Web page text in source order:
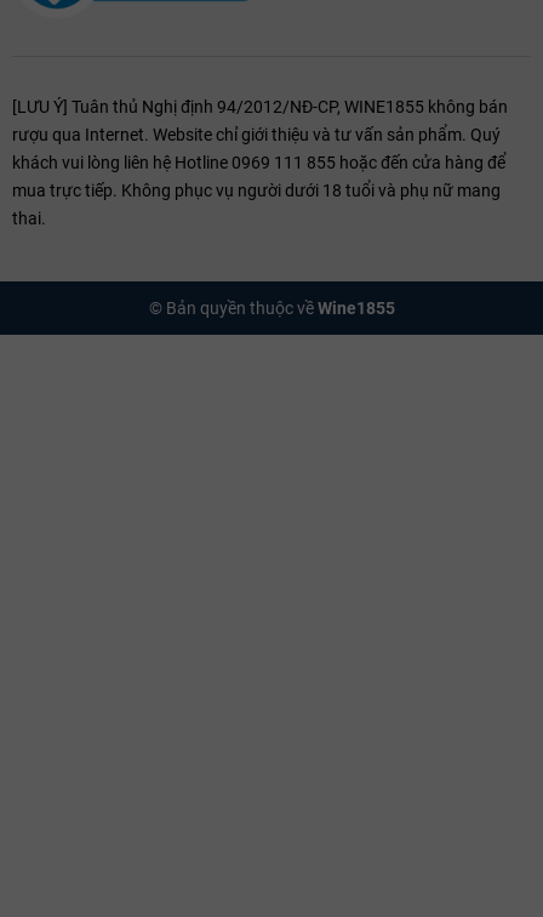
[LƯU Ý] Tuân thủ Nghị định 94/2012/NĐ-CP, WINE1855 không bán
rượu qua Internet. Website chỉ giới thiệu và tư vấn sản phẩm. Quý
khách vui lòng liên hệ Hotline 0969 111 855 hoặc đến cửa hàng để
mua trực tiếp. Không phục vụ người dưới 18 tuổi và phụ nữ mang
thai.
© Bản quyền thuộc vềWine1855